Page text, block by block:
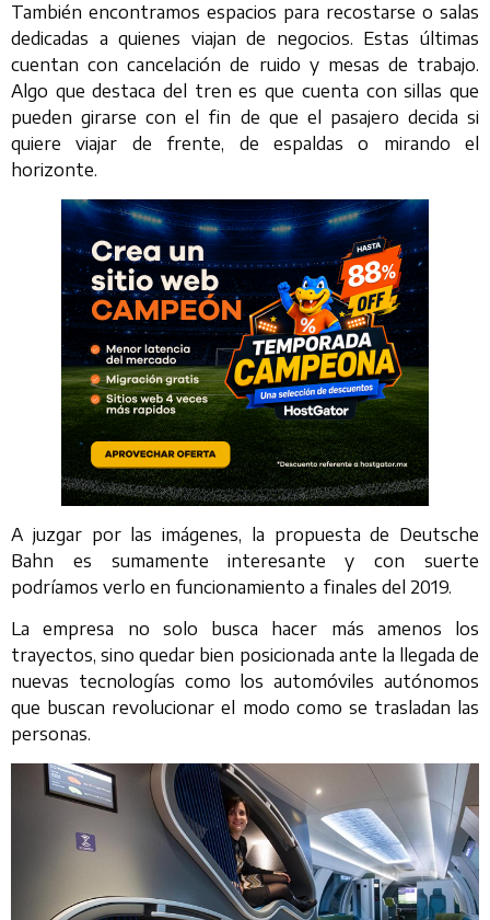
También encontramos espacios para recostarse o salas
dedicadas a quienes viajan de negocios. Estas últimas
cuentan con cancelación de ruido y mesas de trabajo.
Algo que destaca del tren es que cuenta con sillas que
pueden girarse con el fin de que el pasajero decida si
quiere viajar de frente, de espaldas o mirando el
horizonte.
A juzgar por las imágenes, la propuesta de Deutsche
Bahn es sumamente interesante y con suerte
podríamos verlo en funcionamiento a finales del 2019.
La empresa no solo busca hacer más amenos los
trayectos, sino quedar bien posicionada ante la llegada de
nuevas tecnologías como los automóviles autónomos
que buscan revolucionar el modo como se trasladan las
personas.